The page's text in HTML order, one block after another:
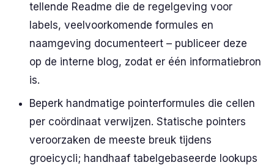
tellende Readme die de regelgeving voor
labels, veelvoorkomende formules en
naamgeving documenteert – publiceer deze
op de interne blog, zodat er één informatiebron
is.
Beperk handmatige pointerformules die cellen
per coördinaat verwijzen. Statische pointers
veroorzaken de meeste breuk tijdens
groeicycli; handhaaf tabelgebaseerde lookups